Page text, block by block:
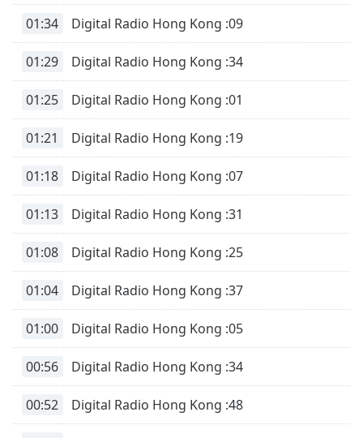
01:34 Digital Radio Hong Kong :09
01:29 Digital Radio Hong Kong :34
01:25 Digital Radio Hong Kong :01
01:21 Digital Radio Hong Kong :19
01:18 Digital Radio Hong Kong :07
01:13 Digital Radio Hong Kong :31
01:08 Digital Radio Hong Kong :25
01:04 Digital Radio Hong Kong :37
01:00 Digital Radio Hong Kong :05
00:56 Digital Radio Hong Kong :34
00:52 Digital Radio Hong Kong :48